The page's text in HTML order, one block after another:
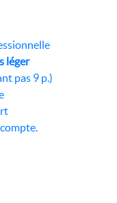
léger
pas 9 p.)